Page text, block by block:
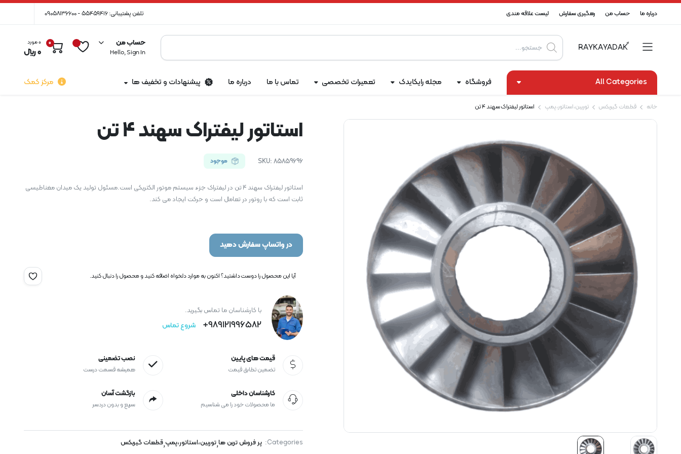
درباره ما حساب من رهگیری سفارش لیست علاقه مندی تلفن پشتیبانی: 55459416 - 09058136600
Products
search
حساب من
Hello, Sign In
0 0 مورد
0﷼
All Categories فروشگاه مجله رایکایدک تعمیرات تخصصی تماس با ما درباره ما پیشنهادات و تخفیف ها مرکز کمک
خانه قطعات گیربکس توربین،استاتور،پمپ استاتور لیفتراک سهند ۴ تن
استاتور لیفتراک سهند ۴ تن
SKU: 85859696 موجود
استاتور لیفتراک سهند ۴ تن در لیفتراک جزء سیستم موتور الکتریکی است.
مسئول تولید یک میدان مغناطیسی
ثابت است که با روتور در تعامل است و حرکت ایجاد می کند.
در واتساپ سفارش دهید
آیا این محصول را دوست داشتید؟ اکنون به موارد دلخواه اضافه کنید و محصول را دنبال کنید.
با کارشناسان ما تماس بگیرید.
989121996582+ شروع تماس
قیمت های پایین
تضمین تطابق قیمت
نصب تضمینی
همیشه قسمت درست
کارشناسان داخلی
ما محصولات خود را می شناسیم
بازگشت آسان
سریع و بدون دردسر
Categories: پر فروش ترین ها,توربین،استاتور،پمپ,قطعات گیربکس